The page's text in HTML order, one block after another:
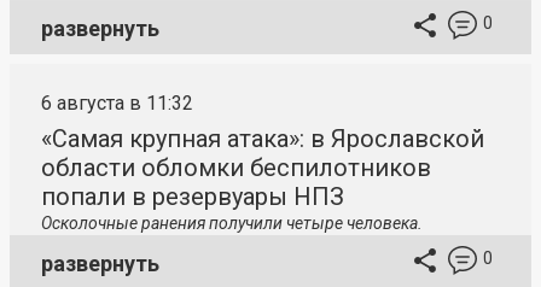
развернуть 0
6 августа в 11:32
«Самая крупная атака»: в Ярославской
области обломки беспилотников
попали в резервуары НПЗ
Осколочные ранения получили четыре человека.
развернуть 0